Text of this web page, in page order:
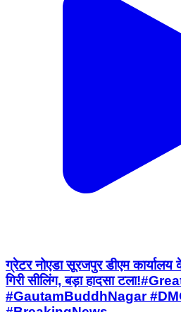
ग्रेटर नोएडा सूरजपुर डीएम
गिरी सीलिंग, बड़ा हादसा
#GautamBuddhNagar